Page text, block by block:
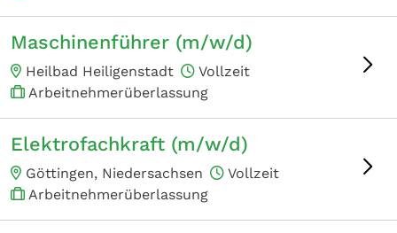
Maschinenführer (m/w/d)
Heilbad Heiligenstadt
Vollzeit
Arbeitnehmerüberlassung
Elektrofachkraft (m/w/d)
Göttingen, Niedersachsen
Vollzeit
Arbeitnehmerüberlassung